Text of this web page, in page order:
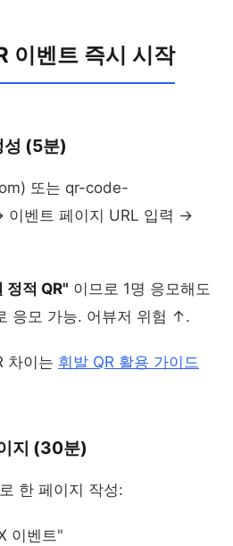
이벤트 즉시 시작
(5분)
또는 qr-code-
벤트 페이지 URL 입력 →
정적 QR" 이므로 1명 응모해도
응모 가능. 어뷰저 위험 ↑.
차이는 휘발 QR 활용 가이드
지 (30분)
한 페이지 작성:
이벤트"